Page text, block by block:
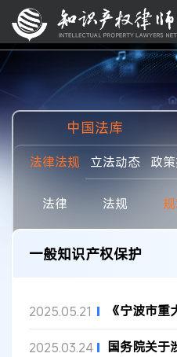
中国法库
法律法规 立法动态 政
法律 法规
一般知识产权保护
2025.05.21 《宁波市重大经
2025.03.24 国务院关于